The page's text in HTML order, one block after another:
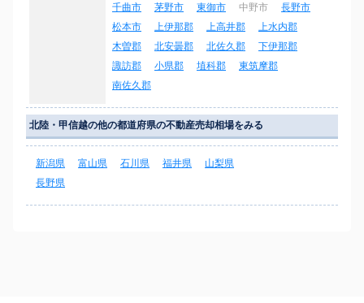
千曲市
茅野市 東御市 中野市
長野市
松本市
上伊那郡 上高井郡
上水内郡
木曽郡
北安曇郡 北佐久郡
下伊那郡
諏訪郡
小県郡 埴科郡
東筑摩郡
南佐久郡
北陸・甲信越の他の都道府県の不動産売却相場をみる
新潟県 富山県 石川県 福井県
山梨県
長野県